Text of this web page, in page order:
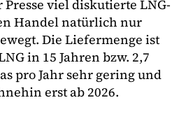
viel diskutierte LNG-
Handel natürlich nur
Die Liefermenge ist
in 15 Jahren bzw. 2,7
pro Jahr sehr gering und
erst ab 2026.